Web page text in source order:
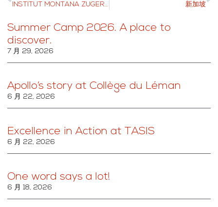
INSTITUT MONTANA ZUGERBERG 开放日 新加坡
Summer Camp 2026. A place to
discover.
7 月 29, 2026
Apollo’s story at Collège du Léman
6 月 22, 2026
Excellence in Action at TASIS
6 月 22, 2026
One word says a lot!
6 月 18, 2026